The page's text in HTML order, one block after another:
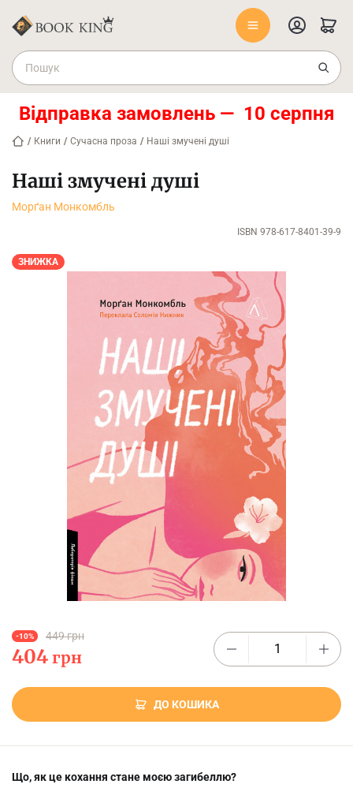
Відправка замовлень — 10 серпня
/ Книги / Сучасна проза / Наші змучені душі
Наші змучені душі
Морґан Монкомбль
ISBN 978-617-8401-39-9
ЗНИЖКА
-10% 449 грн
404 грн
ДО КОШИКА
Що, як це кохання стане моєю загибеллю?